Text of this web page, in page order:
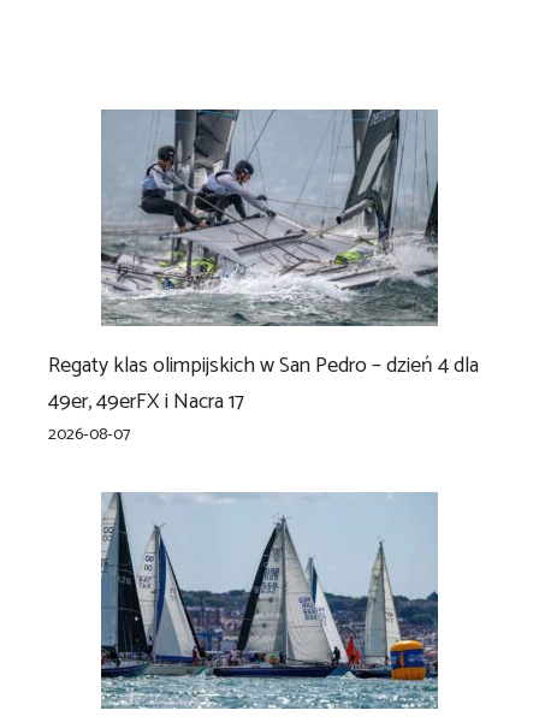
Regaty klas olimpijskich w San Pedro – dzień 4 dla
49er, 49erFX i Nacra 17
2026-08-07